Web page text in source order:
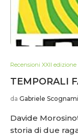
Recensioni XXII edizione
TEMPORALI
da Gabriele
Davide
storia di due